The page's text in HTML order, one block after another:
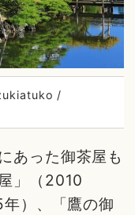
/
あった御茶屋も
」（2010
）、「鷹の御